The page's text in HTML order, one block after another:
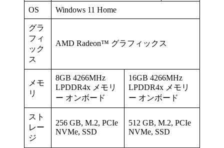
OS Windows 11 Home
グラ
フィ
ック
ス
AMD Radeon™ グラフィックス
メモ
リ
8GB 4266MHz
LPDDR4x メモリ
ー オンボード
16GB 4266MHz
LPDDR4x メモリ
ー オンボード
スト
レー
ジ
256 GB, M.2, PCIe
NVMe, SSD
512 GB, M.2, PCIe
NVMe, SSD